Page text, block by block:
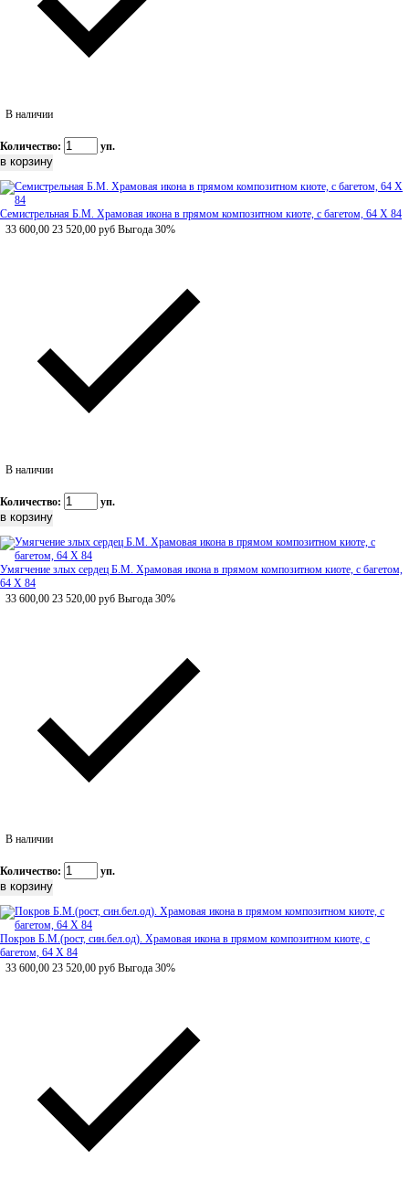
В наличии
Количество: уп.
Семистрельная Б.М. Храмовая икона в прямом композитном киоте, с багетом, 64 Х 84
33 600,00 23 520,00 руб Выгода 30%
В наличии
Количество: уп.
Умягчение злых сердец Б.М. Храмовая икона в прямом композитном киоте, с багетом,
64 Х 84
33 600,00 23 520,00 руб Выгода 30%
В наличии
Количество: уп.
Покров Б.М.(рост, син.бел.од). Храмовая икона в прямом композитном киоте, с
багетом, 64 Х 84
33 600,00 23 520,00 руб Выгода 30%